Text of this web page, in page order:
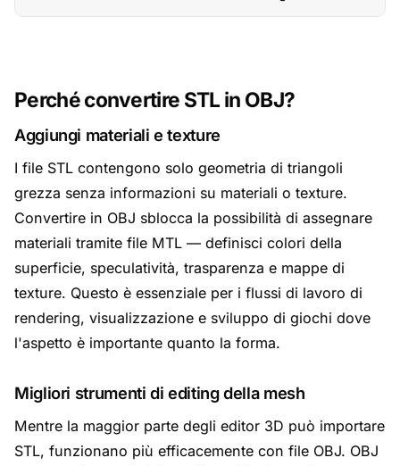
Perché convertire STL in OBJ?
Aggiungi materiali e texture
I file STL contengono solo geometria di triangoli
grezza senza informazioni su materiali o texture.
Convertire in OBJ sblocca la possibilità di assegnare
materiali tramite file MTL — definisci colori della
superficie, speculatività, trasparenza e mappe di
texture. Questo è essenziale per i flussi di lavoro di
rendering, visualizzazione e sviluppo di giochi dove
l'aspetto è importante quanto la forma.
Migliori strumenti di editing della mesh
Mentre la maggior parte degli editor 3D può importare
STL, funzionano più efficacemente con file OBJ. OBJ